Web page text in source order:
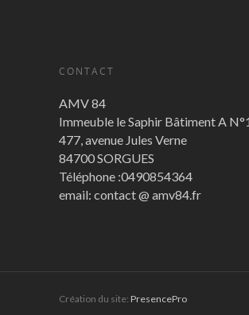
CONTACT
AMV 84
Immeuble le Saphir Bâtiment A
477, avenue Jules Verne
84700 SORGUES
Téléphone :0490854364
email: contact @ amv84.fr
Création du site: PresencePro